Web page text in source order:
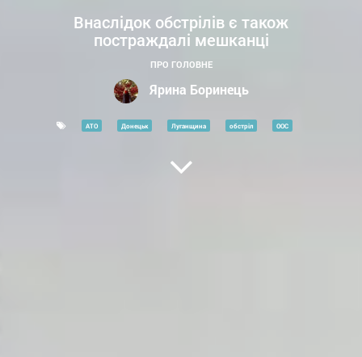
Внаслідок обстрілів є також
постраждалі мешканці
ПРО ГОЛОВНЕ
Ярина Боринець
АТО Донецьк Луганщина обстріл ООС